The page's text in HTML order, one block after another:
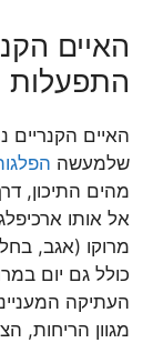
האיים
התפעלות
האיים הקנריים
שלמעשה
מהים התיכון,
אל אותו
מרוקו (אגב,
כולל גם יום
העתיקה
מגוון הריחות,